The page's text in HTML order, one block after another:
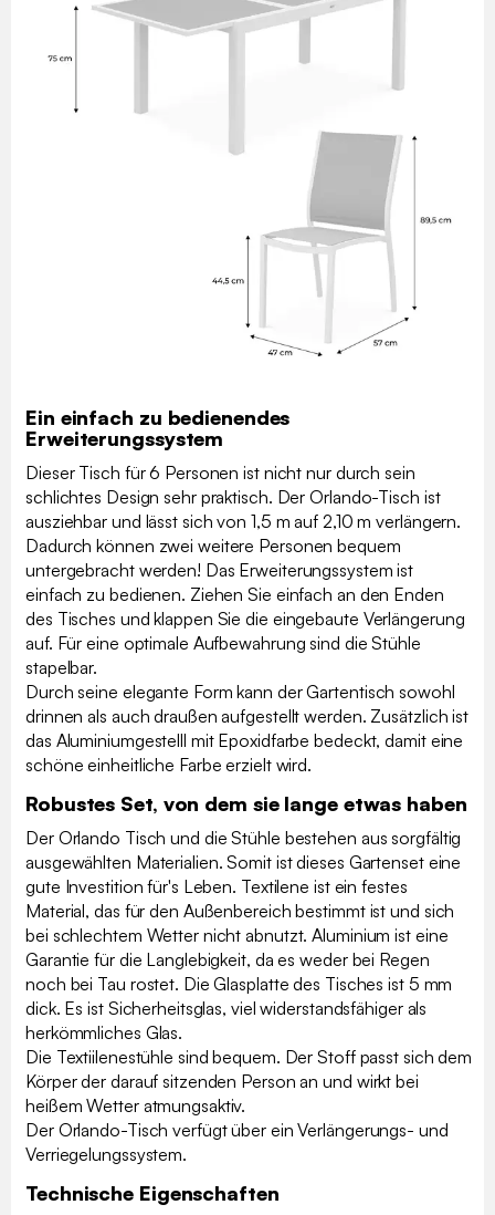
Ein einfach zu bedienendes
Erweiterungssystem
Dieser Tisch für 6 Personen ist nicht nur durch sein
schlichtes Design sehr praktisch. Der Orlando-Tisch ist
ausziehbar und lässt sich von 1,5 m auf 2,10 m verlängern.
Dadurch können zwei weitere Personen bequem
untergebracht werden! Das Erweiterungssystem ist
einfach zu bedienen. Ziehen Sie einfach an den Enden
des Tisches und klappen Sie die eingebaute Verlängerung
auf. Für eine optimale Aufbewahrung sind die Stühle
stapelbar.
Durch seine elegante Form kann der Gartentisch sowohl
drinnen als auch draußen aufgestellt werden. Zusätzlich ist
das Aluminiumgestelll mit Epoxidfarbe bedeckt, damit eine
schöne einheitliche Farbe erzielt wird.
Robustes Set, von dem sie lange etwas haben
Der Orlando Tisch und die Stühle bestehen aus sorgfältig
ausgewählten Materialien. Somit ist dieses Gartenset eine
gute Investition für's Leben. Textilene ist ein festes
Material, das für den Außenbereich bestimmt ist und sich
bei schlechtem Wetter nicht abnutzt. Aluminium ist eine
Garantie für die Langlebigkeit, da es weder bei Regen
noch bei Tau rostet. Die Glasplatte des Tisches ist 5 mm
dick. Es ist Sicherheitsglas, viel widerstandsfähiger als
herkömmliches Glas.
Die Textiilenestühle sind bequem. Der Stoff passt sich dem
Körper der darauf sitzenden Person an und wirkt bei
heißem Wetter atmungsaktiv.
Der Orlando-Tisch verfügt über ein Verlängerungs- und
Verriegelungssystem.
Technische Eigenschaften